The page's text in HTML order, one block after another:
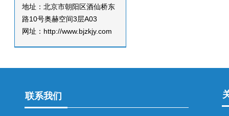
地址：北京市朝阳区酒仙桥东
路10号奥赫空间3层A03
网址：http://www.bjzkjy.com
联系我们